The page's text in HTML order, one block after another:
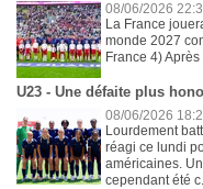
08/06/2026
La France
monde 2027
France 4)
U23 - Une défaite plus
08/06/2026
Lourdement
réagi ce lundi
américaines.
cependant été